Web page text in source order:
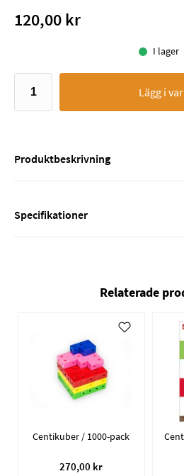
120,00 kr
I lager
Lägg i
Produktbeskrivning
Specifikationer
Relaterade
Centikuber / 1000-pack
270,00 kr